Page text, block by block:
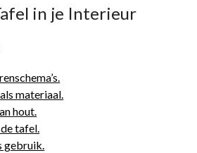
in je Interieur
materiaal.
hout.
tafel.
gebruik.